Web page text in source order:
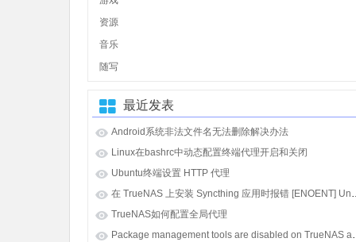
资源
音乐
随写
最近发表
Android系统非法文件名无法删除解决办法
Linux在bashrc中动态配置终端代理开启和关闭
Ubuntu终端设置 HTTP 代理
在 TrueNAS 上安装
TrueNAS如何配置全局代理
Package